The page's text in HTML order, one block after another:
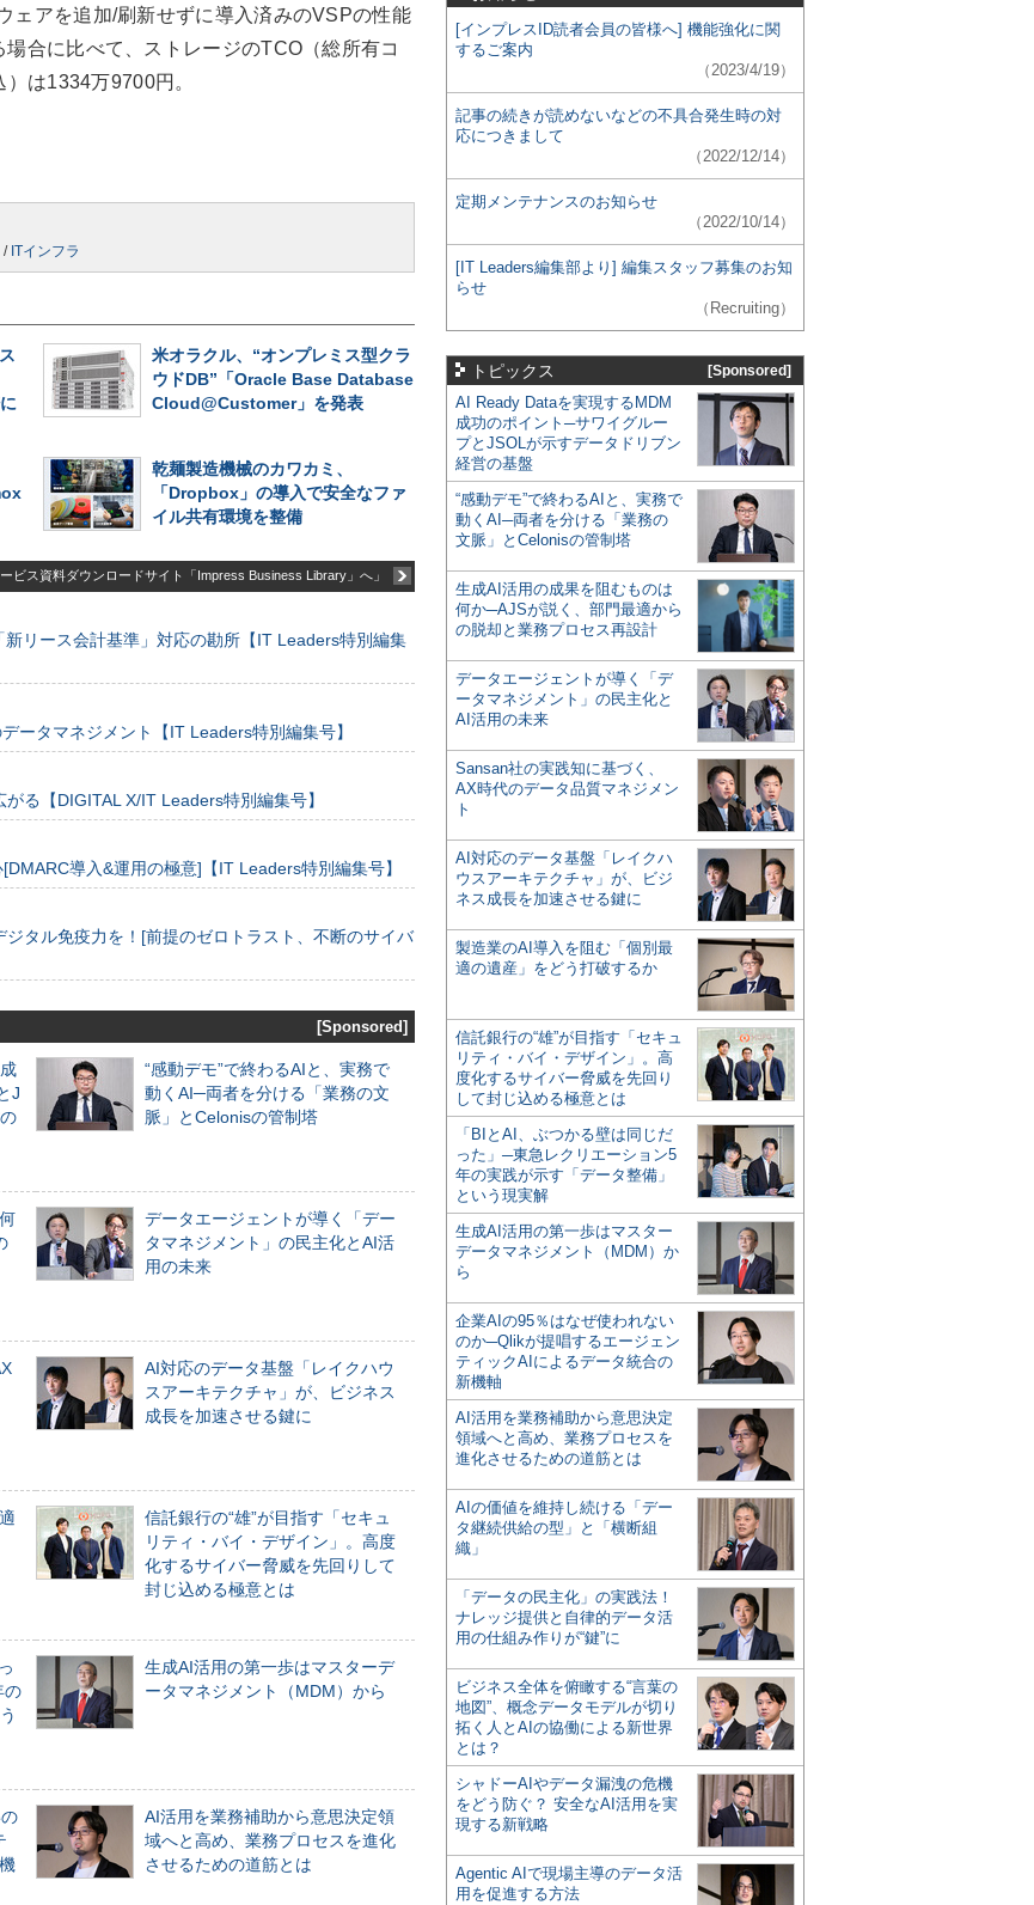
ェアを追加/刷新せずに導入済みのVSPの性能
合に比べて、ストレージのTCO（総所有コ
は1334万9700円。
/ ITインフラ
米オラクル、“オンプレミス型クラ
ウドDB”「Oracle Base Database
Cloud@Customer」を発表
乾麺製造機械のカワカミ、
「Dropbox」の導入で安全なファ
イル共有環境を整備
ービス資料ダウンロードサイト「Impress Business Library」へ」
リース会計基準」対応の勘所【IT Leaders特別編集
ータマネジメント【IT Leaders特別編集号】
る【DIGITAL X/IT Leaders特別編集号】
導入&運用の極意]【IT Leaders特別編集号】
タル免疫力を！[前提のゼロトラスト、不断のサイバ
[Sponsored]
J
“感動デモ”で終わるAIと、実務で
動くAI─両者を分ける「業務の文
脈」とCelonisの管制塔
データエージェントが導く「デー
タマネジメント」の民主化とAI活
用の未来
AI対応のデータ基盤「レイクハウ
スアーキテクチャ」が、ビジネス
成長を加速させる鍵に
信託銀行の“雄”が目指す「セキュ
リティ・バイ・デザイン」。高度
化するサイバー脅威を先回りして
封じ込める極意とは
の
生成AI活用の第一歩はマスターデ
ータマネジメント（MDM）から
AI活用を業務補助から意思決定領
域へと高め、業務プロセスを進化
させるための道筋とは
[インプレスID読者会員の皆様へ] 機能強化に関
するご案内
（2023/4/19）
記事の続きが読めないなどの不具合発生時の対
応につきまして
（2022/12/14）
定期メンテナンスのお知らせ
（2022/10/14）
[IT Leaders編集部より] 編集スタッフ募集のお知
らせ
（Recruiting）
トピックス [Sponsored]
AI Ready Dataを実現するMDM
成功のポイント─サワイグルー
プとJSOLが示すデータドリブン
経営の基盤
“感動デモ”で終わるAIと、実務で
動くAI─両者を分ける「業務の
文脈」とCelonisの管制塔
生成AI活用の成果を阻むものは
何か─AJSが説く、部門最適から
の脱却と業務プロセス再設計
データエージェントが導く「デ
ータマネジメント」の民主化と
AI活用の未来
Sansan社の実践知に基づく、
AX時代のデータ品質マネジメン
ト
AI対応のデータ基盤「レイクハ
ウスアーキテクチャ」が、ビジ
ネス成長を加速させる鍵に
製造業のAI導入を阻む「個別最
適の遺産」をどう打破するか
信託銀行の“雄”が目指す「セキュ
リティ・バイ・デザイン」。高
度化するサイバー脅威を先回り
して封じ込める極意とは
「BIとAI、ぶつかる壁は同じだ
った」─東急レクリエーション5
年の実践が示す「データ整備」
という現実解
生成AI活用の第一歩はマスター
データマネジメント（MDM）か
ら
企業AIの95％はなぜ使われない
のか─Qlikが提唱するエージェン
ティックAIによるデータ統合の
新機軸
AI活用を業務補助から意思決定
領域へと高め、業務プロセスを
進化させるための道筋とは
AIの価値を維持し続ける「デー
タ継続供給の型」と「横断組
織」
「データの民主化」の実践法！
ナレッジ提供と自律的データ活
用の仕組み作りが“鍵”に
ビジネス全体を俯瞰する“言葉の
地図”、概念データモデルが切り
拓く人とAIの協働による新世界
とは？
シャドーAIやデータ漏洩の危機
をどう防ぐ？ 安全なAI活用を実
現する新戦略
Agentic AIで現場主導のデータ活
用を促進する方法